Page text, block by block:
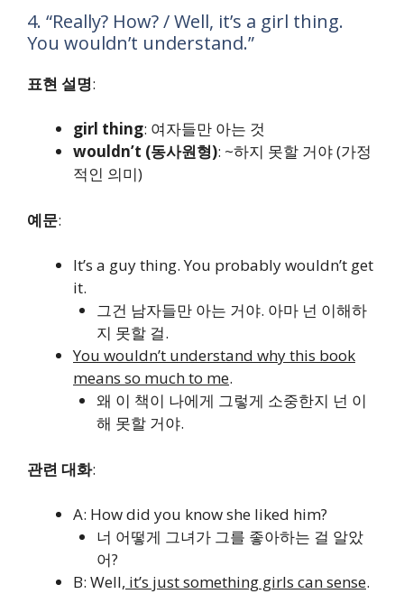
4. “Really? How? / Well, it’s a girl thing.
You wouldn’t understand.”
표현 설명:
girl thing: 여자들만 아는 것
wouldn’t (동사원형): ~하지 못할 거야 (가정
적인 의미)
예문:
It’s a guy thing. You probably wouldn’t get
it.
그건 남자들만 아는 거야. 아마 넌 이해하
지 못할 걸.
You wouldn’t understand why this book
means so much to me.
왜 이 책이 나에게 그렇게 소중한지 넌 이
해 못할 거야.
관련 대화:
A: How did you know she liked him?
너 어떻게 그녀가 그를 좋아하는 걸 알았
어?
B: Well, it’s just something girls can sense.